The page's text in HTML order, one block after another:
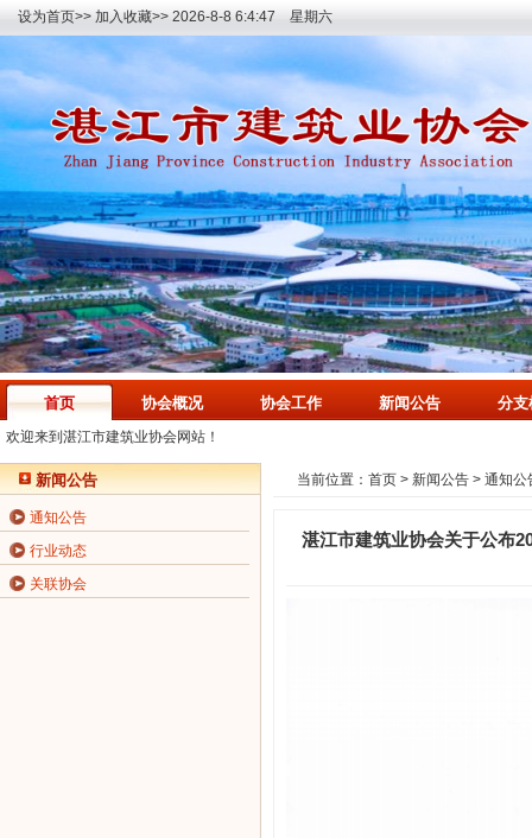
设为首页>> 加入收藏>> 2026-8-8 6:4:47 星期六
首页
欢迎来到湛江市建筑业协会网站！
协会概况 协会工作 新闻公告 分支
新闻公告
通知公告
行业动态
关联协会
当前位置： 首页 > 新闻公告 > 通知公
湛江市建筑业协会关于公布